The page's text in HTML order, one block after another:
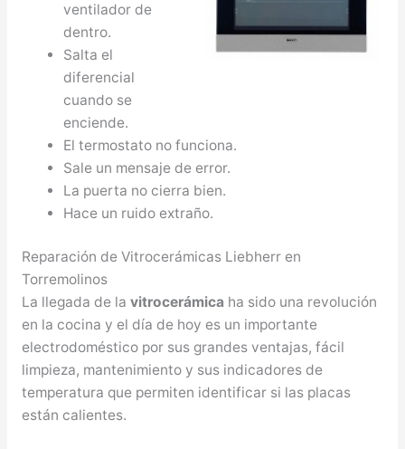
ventilador de
dentro.
Salta el
diferencial
cuando se
enciende.
El termostato no funciona.
Sale un mensaje de error.
La puerta no cierra bien.
Hace un ruido extraño.
Reparación de Vitrocerámicas Liebherr en
Torremolinos
La llegada de la vitrocerámica ha sido una revolución
en la cocina y el día de hoy es un importante
electrodoméstico por sus grandes ventajas, fácil
limpieza, mantenimiento y sus indicadores de
temperatura que permiten identificar si las placas
están calientes.